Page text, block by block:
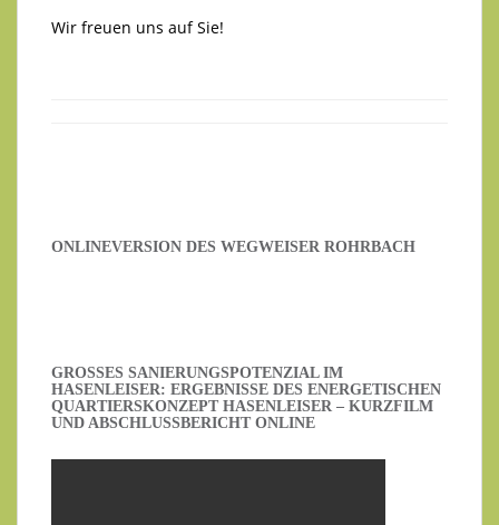
Wir freuen uns auf Sie!
ONLINEVERSION DES WEGWEISER ROHRBACH
GROSSES SANIERUNGSPOTENZIAL IM H
ASENLEISER: ERGEBNISSE DES ENERGETISCHEN Q
UARTIERSKONZEPT HASENLEISER – KURZFILM U
ND ABSCHLUSSBERICHT ONLINE